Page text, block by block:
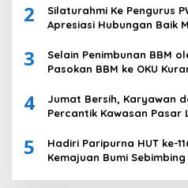
Komering Ulu
2
Silaturahmi Ke Pengurus
Apresiasi Hubungan Baik
3
Selain Penimbunan BBM
Pasokan BBM ke OKU
4
Jumat Bersih, Karyawan
Percantik Kawasan Pasar
5
Hadiri Paripurna HUT ke-
Kemajuan Bumi